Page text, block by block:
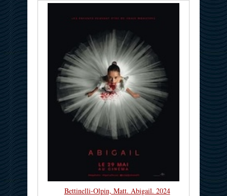
Bettinelli-Olpin, Matt. Abigail. 2024